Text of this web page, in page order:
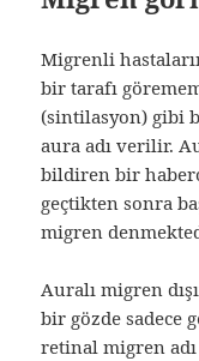
Migrenli
bir tarafı
(sintilasyon) gibi
aura adı verilir.
bildiren bir
geçtikten sonra
migren
Auralı migren
bir gözde sadece
retinal migren